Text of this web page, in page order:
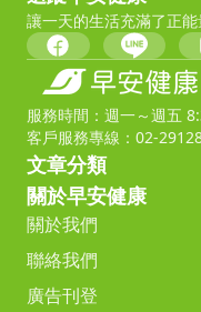
讓一天的生活充滿了正
服務時間：週一～週五
客戶服務專線：02-
文章分類
關於早安健康
關於我們
聯絡我們
廣告刊登